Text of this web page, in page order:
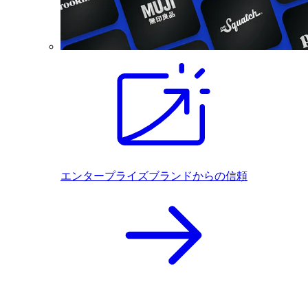
エンタープライズブランドからの信頼